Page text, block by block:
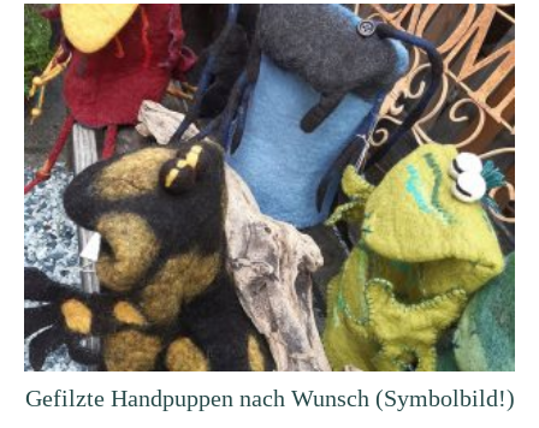
Gefilzte Handpuppen nach Wunsch (Symbolbild!)